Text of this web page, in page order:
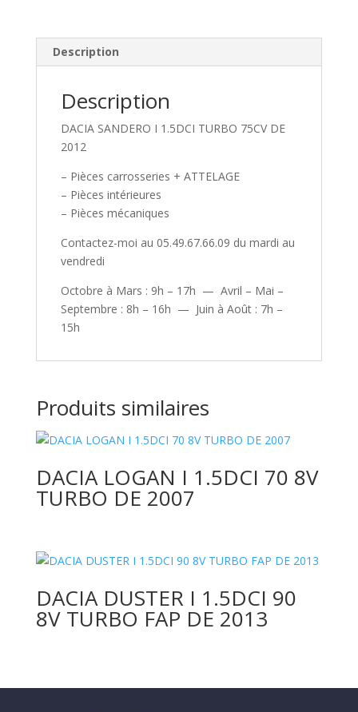
Description
Description
DACIA SANDERO I 1.5DCI TURBO 75CV DE
2012
– Pièces carrosseries + ATTELAGE
– Pièces intérieures
– Pièces mécaniques
Contactez-moi au 05.49.67.66.09 du mardi au
vendredi
Octobre à Mars : 9h – 17h — Avril – Mai –
Septembre : 8h – 16h — Juin à Août : 7h –
15h
Produits similaires
DACIA LOGAN I 1.5DCI 70 8V
TURBO DE 2007
DACIA DUSTER I 1.5DCI 90
8V TURBO FAP DE 2013